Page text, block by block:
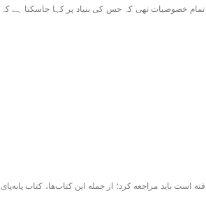
خصوصیات تھی کہ جس کی بنیاد پر کہا جاسکتا ہے کہ
است باید مراجعه کرد؛ از جمله این کتاب‌ها، کتاب پابه‌پای